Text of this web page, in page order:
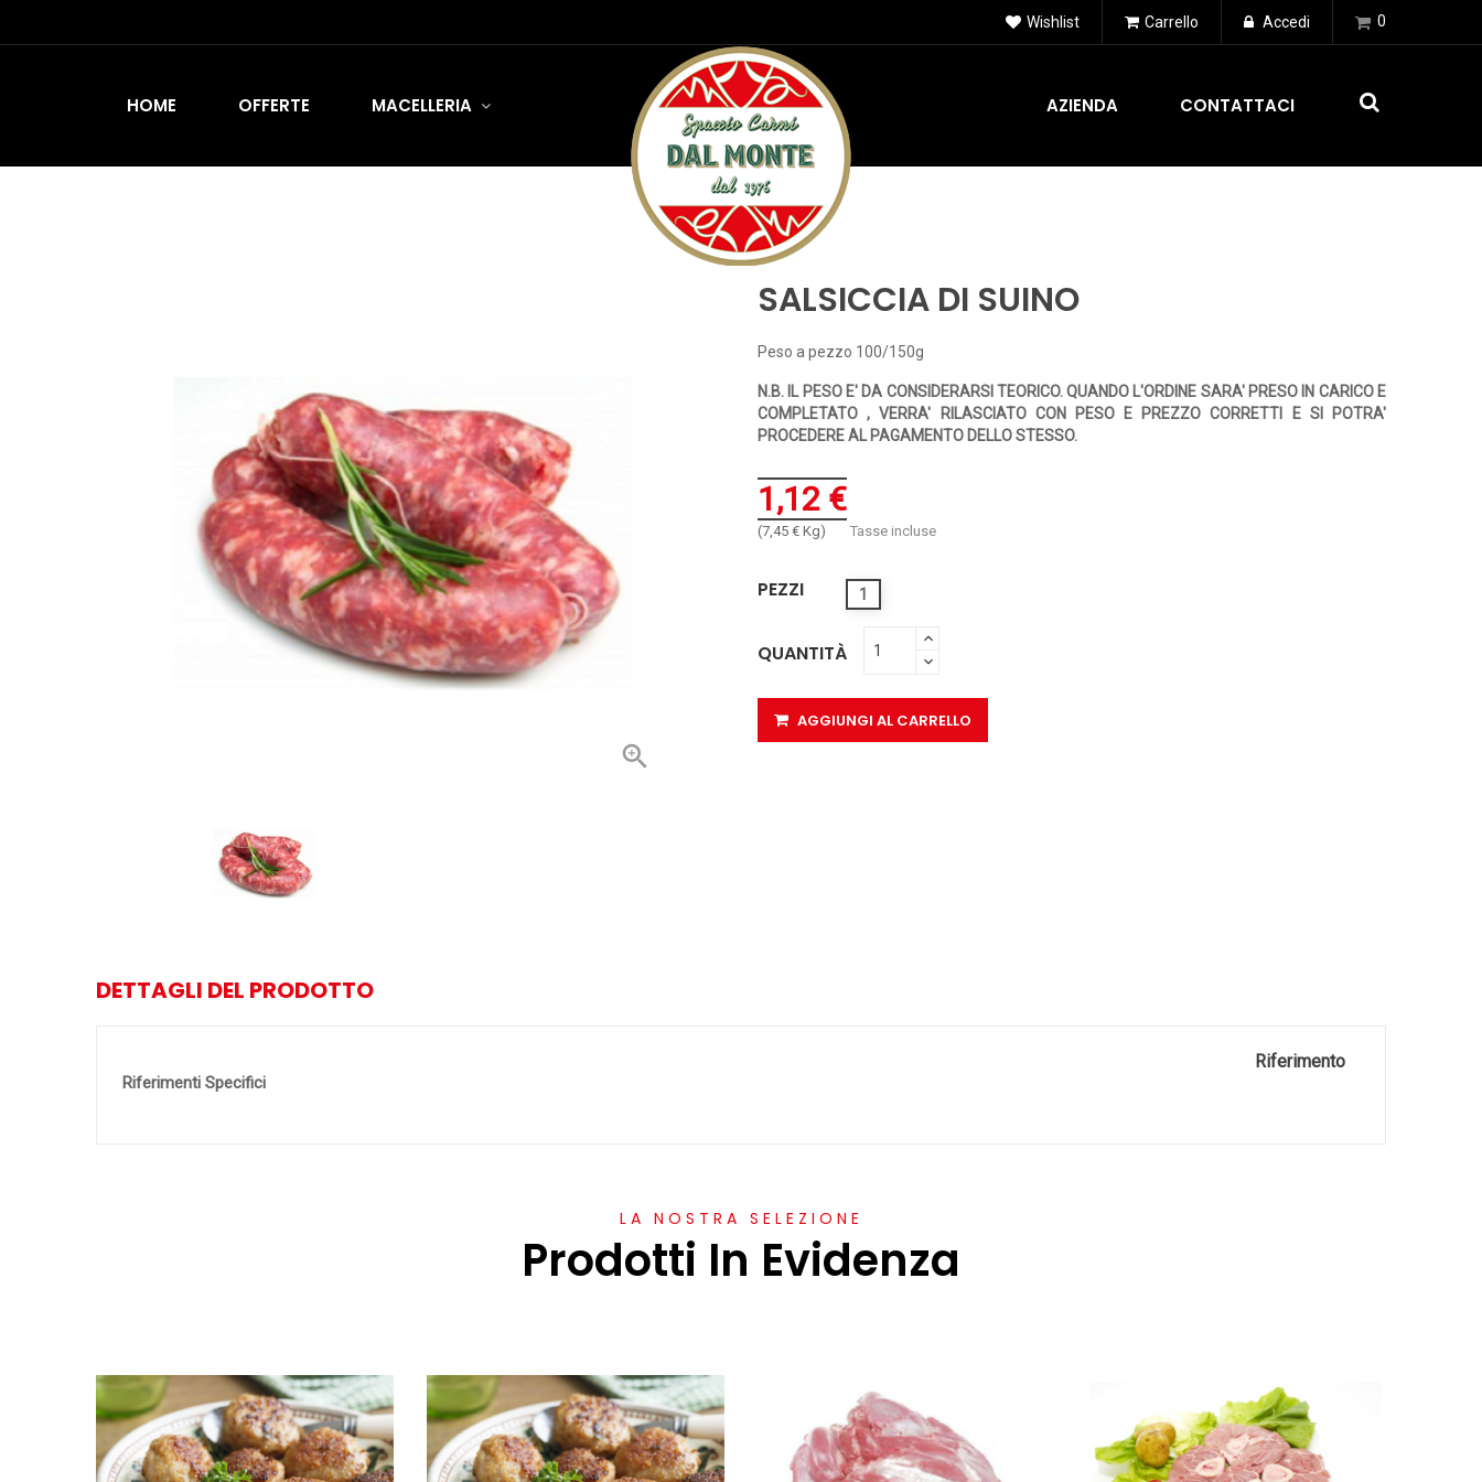
Wishlist Carrello Accedi 0
HOME OFFERTE MACELLERIA CONTATTACI
AZIENDA
SALSICCIA DI SUINO

SALSICCIA DI SUINO
Peso a pezzo 100/150g
N.B. IL PESO E' DA CONSIDERARSI TEORICO. QUANDO L'ORDINE SARA' PRESO IN CARICO E
COMPLETATO , VERRA' RILASCIATO CON PESO E PREZZO CORRETTI E SI POTRA'
PROCEDERE AL PAGAMENTO DELLO STESSO.
1,12 €
(7,45 € Kg) Tasse incluse
PEZZI 1
QUANTITÀ
AGGIUNGI AL CARRELLO
DETTAGLI DEL PRODOTTO
Riferimento
Riferimenti Specifici
LA NOSTRA SELEZIONE
Prodotti In Evidenza